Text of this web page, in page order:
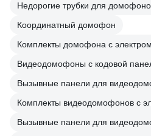
Недорогие трубки для
Координатный домофон
Комплекты домофона с
Видеодомофоны с кодовой
Вызывные панели для
Комплекты видеодомофонов с
Вызывные панели для